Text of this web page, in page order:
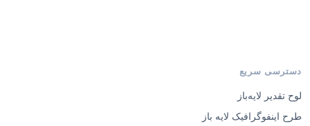
دسترسی سریع
لوح تقدیر لایه‌باز
طرح اینفوگرافیک لایه باز